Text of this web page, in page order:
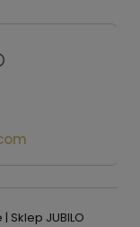
Sklep JUBILO